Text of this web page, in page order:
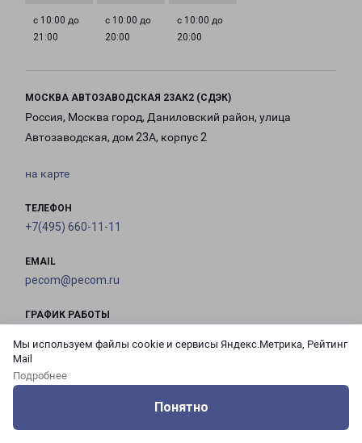
Мы используем файлы cookie и сервисы Яндекс.Метрика, Рейтинг
Mail
Подробнее
Понятно
с 10:00 до
21:00
с 10:00 до
20:00
с 10:00 до
20:00
МОСКВА АВТОЗАВОДСКАЯ 23АК2 (СДЭК)
Россия, Москва город, Даниловский район, улица
Автозаводская, дом 23А, корпус 2
на карте
ТЕЛЕФОН
+7(495) 660-11-11
EMAIL
pecom@pecom.ru
ГРАФИК РАБОТЫ
21:00
21:00
21:00
21:00